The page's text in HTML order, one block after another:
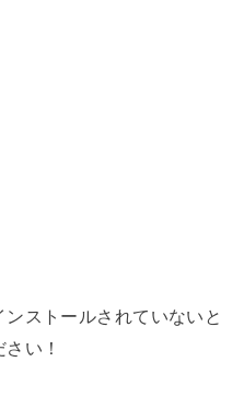
ストールされていないと
い！